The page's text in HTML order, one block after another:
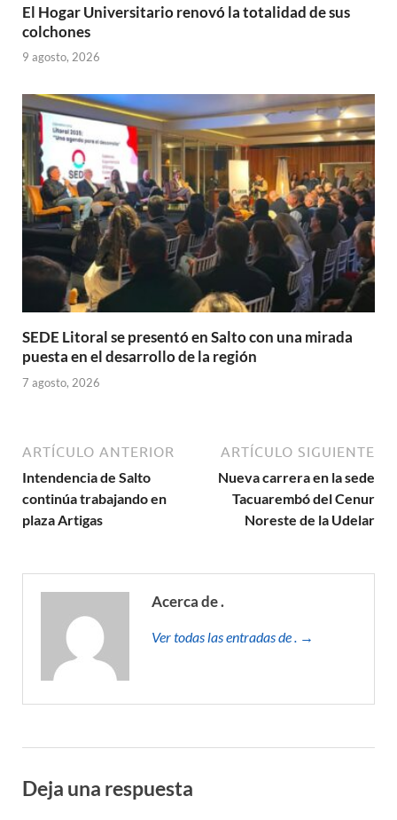
El Hogar Universitario renovó la totalidad de sus
colchones
9 agosto, 2026
SEDE Litoral se presentó en Salto con una mirada
puesta en el desarrollo de la región
7 agosto, 2026
ARTÍCULO ANTERIOR
Intendencia de Salto
continúa trabajando en
plaza Artigas
ARTÍCULO SIGUIENTE
Nueva carrera en la sede
Tacuarembó del Cenur
Noreste de la Udelar
Acerca de .
Ver todas las entradas de . →
Deja una respuesta